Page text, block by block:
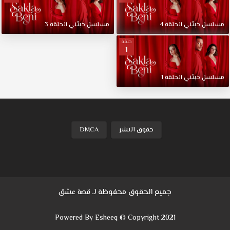
عشق.
ميته
وناز
أبناء
عائلات
غنية
وقوية،
تربيا
مسلسلخبئنيالحلقة4 مسلسلخبئنيالحلقة3
حلقة
1
مسلسلخبئنيالحلقة1
حقوق النشر DMCA
جميع الحقوق محفوظة لـقصة عشق
Powered By Esheeq © Copyright 2021